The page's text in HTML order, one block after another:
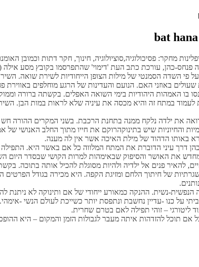
מחקר: פסיכולוגיה,סוציולוגיה, חינוך, חקר דתות וכמובן
כתב העת 'דימוי' שהתפרסמו בקובץ מסע אילה (1994), מתוך עמדה של חיפוש
פי השדה הסמנטי של מילות הצופן הייחודיות לשירת שואה.
באוזני האם. הנועם והעדינות של הרגע מוחלפים
בו האמהות היהודיות בימי השואה האפלים. בקשתה ברורה
במתח זה והיא מכסה את עיניה שלא לראות במות הבן.
את ילדה נלקח ממנה בתחנת הרכבת. בשני המקרים ההורה
והחיוניות שיש בתינוקהרוקם את חייו מתוך החלב
באותו הדהוד של מילת האיכה אשר אין לה מענה.
דרך עיני הדוברת את המתח המלווה כל אם באשר היא.
את האושר והסיפוק שבאימהות למרות הקושי שבסדר היום
להאיר פנים אל ילדיה ולהיות מסוגלת להכיל אותה בתוכה.
של חיתוך הלחם ומזיגת הקפה. היא מכירה בגודל הפרטים
הנפשית-נשית. ההנקה כמאורע ייחודי של אם ותינוקה לא
על כנו -עדיין נחשבת ונתפסת יותר כשייכת לעולם הנשי -
ליטורגי – זוהי תפילה לאם בטרם שחרית.
אם תוכל להזדהות איתה מעבר לגבולות הזמן והמקום – היא